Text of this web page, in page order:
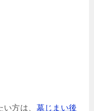
方は、 墓じまい後